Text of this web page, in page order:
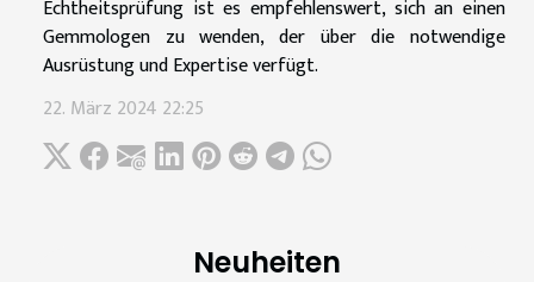
Neuheiten
Echtheitsprüfung ist es empfehlenswert, sich an einen
Gemmologen zu wenden, der über die notwendige
Ausrüstung und Expertise verfügt.
22. März 2024 22:25